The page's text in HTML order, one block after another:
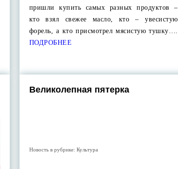
пришли купить самых разных продуктов –
кто взял свежее масло, кто – увесистую
форель, а кто присмотрел мясистую тушку….
ПОДРОБНЕЕ
Великолепная пятерка
Новость в рубрике: Культура